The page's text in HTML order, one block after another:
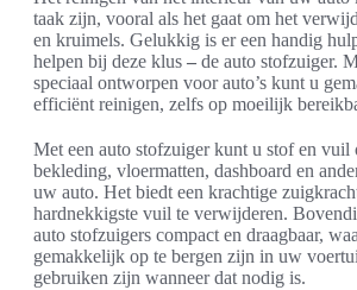
taak zijn, vooral als het gaat om het
en kruimels. Gelukkig is er een handig
helpen bij deze klus – de auto stofzuiger.
speciaal ontworpen voor auto’s kunt u
efficiënt reinigen, zelfs op moeilijk
Met een auto stofzuiger kunt u stof en vuil
bekleding, vloermatten, dashboard en
uw auto. Het biedt een krachtige
hardnekkigste vuil te verwijderen.
auto stofzuigers compact en draagbaar,
gemakkelijk op te bergen zijn in uw
gebruiken zijn wanneer dat nodig is.